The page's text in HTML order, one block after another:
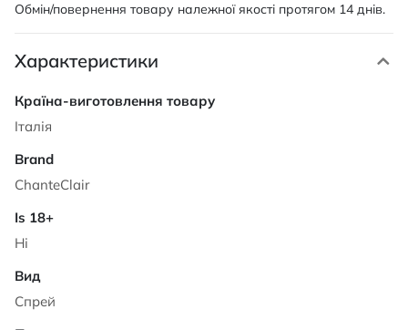
Обмін/повернення товару належної якості протягом 14 днів.
Характеристики
Характеристики
Італія
ChanteClair
Ні
Спрей